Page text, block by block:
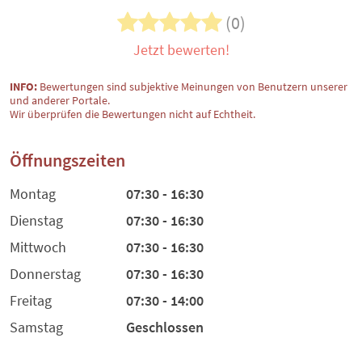
(0)
Jetzt bewerten!
INFO: Bewertungen sind subjektive Meinungen von Benutzern unserer
und anderer Portale.
Wir überprüfen die Bewertungen nicht auf Echtheit.
Öffnungszeiten
Montag
07:30 - 16:30
Dienstag
07:30 - 16:30
Mittwoch
07:30 - 16:30
Donnerstag
07:30 - 16:30
Freitag
07:30 - 14:00
Samstag
Geschlossen